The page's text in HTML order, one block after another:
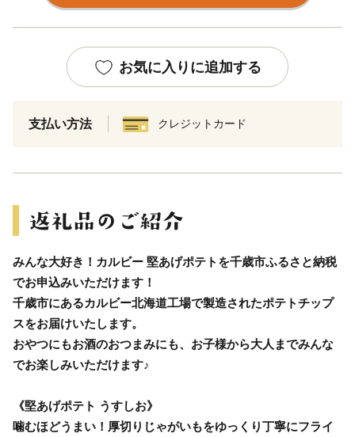
お気に入りに追加する
支払い方法 クレジットカード
みんな大好き！カルビー 堅あげポテトを千歳市ふるさと納税
でお申込みいただけます！
千歳市にあるカルビー北海道工場で製造されたポテトチップ
スをお届けいたします。
おやつにもお酒のおつまみにも、お子様から大人までみんな
でお楽しみいただけます♪
《堅あげポテト うすしお》
噛むほどうまい！厚切りじゃがいもをゆっくり丁寧にフライ